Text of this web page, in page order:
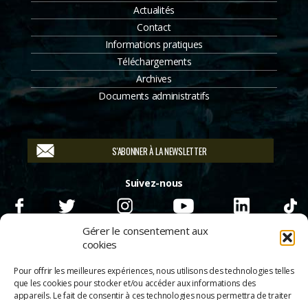
Gérer le consentement aux
cookies
Pour offrir les meilleures expériences, nous utilisons des technologies telles
que les cookies pour stocker et/ou accéder aux informations des
appareils. Le fait de consentir à ces technologies nous permettra de traiter
Actualités
Contact
Informations pratiques
Téléchargements
Archives
Documents administratifs
S'ABONNER À LA NEWSLETTER
Suivez-nous